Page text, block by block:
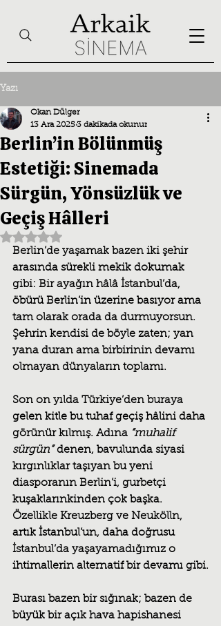
Yazı
Berlin’in Bölünmüş
Estetiği: Sinemada
Sürgün, Yönsüzlük ve
Geçiş Hâlleri
Okan Dülger
13 Ara 20253 dakikada okunur
5 üzerinden NaN yıldız
Berlin’de yaşamak bazen iki şehir
arasında sürekli mekik dokumak
gibi: Bir ayağın hâlâ İstanbul’da,
öbürü Berlin’in üzerine basıyor ama
tam olarak orada da durmuyorsun.
Şehrin kendisi de böyle zaten; yan
yana duran ama birbirinin devamı
olmayan dünyaların toplamı.
Son on yılda Türkiye’den buraya
gelen kitle bu tuhaf geçiş hâlini daha
görünür kılmış. Adına “muhalif
sürgün” denen, bavulunda siyasi
kırgınlıklar taşıyan bu yeni
diasporanın Berlin’i, gurbetçi
kuşaklarınkinden çok başka.
Özellikle Kreuzberg ve Neukölln,
artık İstanbul’un, daha doğrusu
İstanbul’da yaşayamadığımız o
ihtimallerin alternatif bir devamı gibi.
Burası bazen bir sığınak; bazen de
büyük bir açık hava hapishanesi